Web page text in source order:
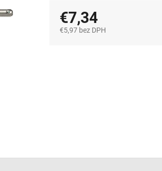
€7,34
€5,97 bez DPH